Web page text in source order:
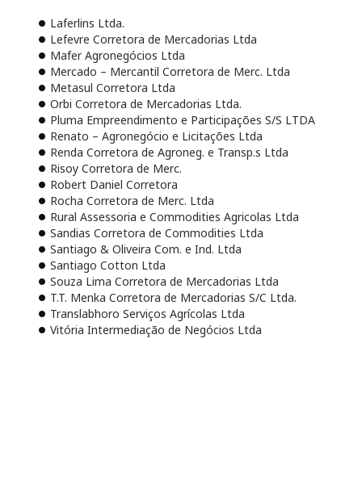
Laferlins Ltda.
Lefevre Corretora de Mercadorias Ltda
Mafer Agronegócios Ltda
Mercado – Mercantil Corretora de Merc. Ltda
Metasul Corretora Ltda
Orbi Corretora de Mercadorias Ltda.
Pluma Empreendimento e Participações S/S LTDA
Renato – Agronegócio e Licitações Ltda
Renda Corretora de Agroneg. e Transp.s Ltda
Risoy Corretora de Merc.
Robert Daniel Corretora
Rocha Corretora de Merc. Ltda
Rural Assessoria e Commodities Agricolas Ltda
Sandias Corretora de Commodities Ltda
Santiago & Oliveira Com. e Ind. Ltda
Santiago Cotton Ltda
Souza Lima Corretora de Mercadorias Ltda
T.T. Menka Corretora de Mercadorias S/C Ltda.
Translabhoro Serviços Agrícolas Ltda
Vitória Intermediação de Negócios Ltda